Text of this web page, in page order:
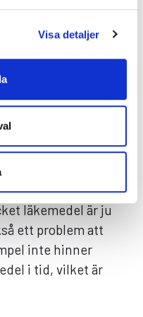
Visa detaljer
receptförnyelse eller
sjukvård.
Du kan
något som ofta är
detta hjälper
och jag tror det
får de läkemedel
läkemedel är ju
ett problem att
inte hinner
i tid, vilket är